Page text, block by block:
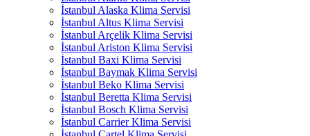
İstanbul Alaska Klima Servisi
İstanbul Altus Klima Servisi
İstanbul Arçelik Klima Servisi
İstanbul Ariston Klima Servisi
İstanbul Baxi Klima Servisi
İstanbul Baymak Klima Servisi
İstanbul Beko Klima Servisi
İstanbul Beretta Klima Servisi
İstanbul Bosch Klima Servisi
İstanbul Carrier Klima Servisi